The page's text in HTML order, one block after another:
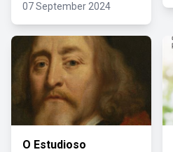
07 September 2024
O Estudioso